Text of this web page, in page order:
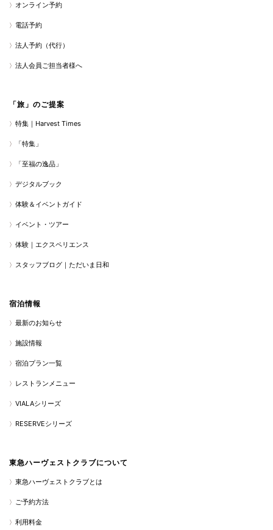
オンライン予約
電話予約
法人予約（代行）
法人会員ご担当者様へ
「旅」のご提案
特集｜Harvest Times
「特集」
「至福の逸品」
デジタルブック
体験＆イベントガイド
イベント・ツアー
体験｜エクスペリエンス
スタッフブログ｜ただいま日和
宿泊情報
最新のお知らせ
施設情報
宿泊プラン一覧
レストランメニュー
VIALAシリーズ
RESERVEシリーズ
東急ハーヴェストクラブについて
東急ハーヴェストクラブとは
ご予約方法
利用料金